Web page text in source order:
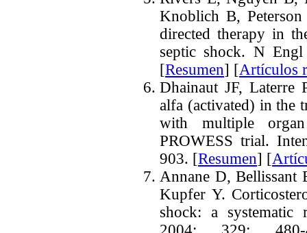
Knoblich B,
directed therapy in
septic shock. N
[Resumen] [Artículos
Dhainaut JF, Laterre
alfa (activated) in the
with multiple
PROWESS trial.
903. [Resumen] [
Annane D, Bellissant
Kupfer Y.
shock: a systematic